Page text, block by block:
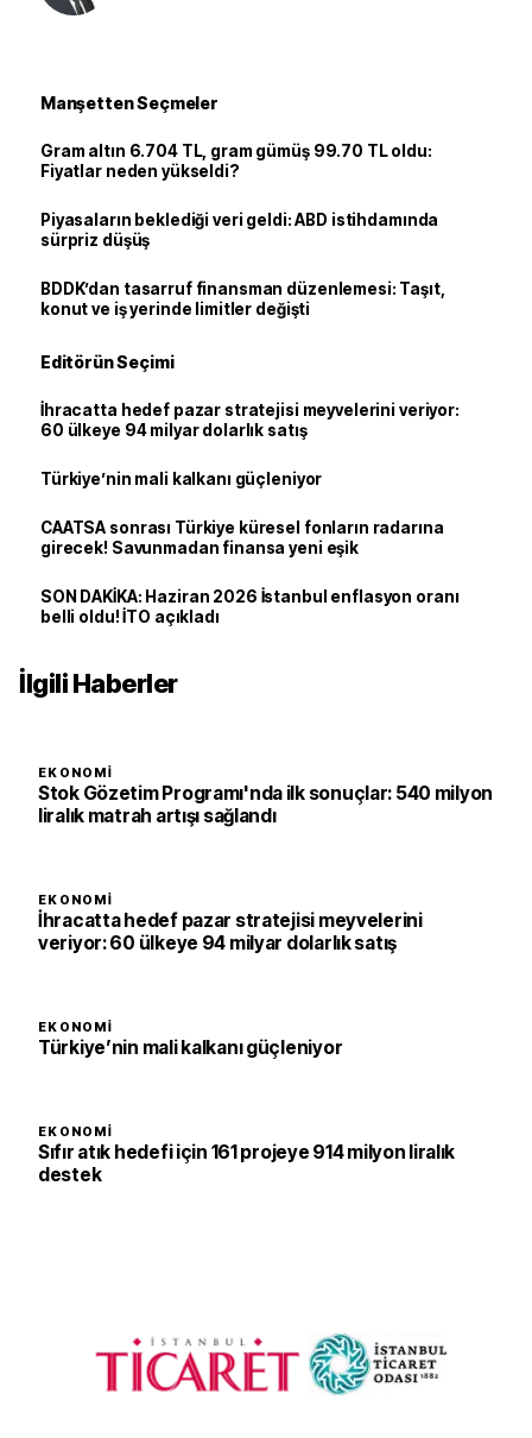
Manşetten Seçmeler
Gram altın 6.704 TL, gram gümüş 99.70 TL oldu:
Fiyatlar neden yükseldi?
Piyasaların beklediği veri geldi: ABD istihdamında
sürpriz düşüş
BDDK’dan tasarruf finansman düzenlemesi: Taşıt,
konut ve iş yerinde limitler değişti
Editörün Seçimi
İhracatta hedef pazar stratejisi meyvelerini veriyor:
60 ülkeye 94 milyar dolarlık satış
Türkiye’nin mali kalkanı güçleniyor
CAATSA sonrası Türkiye küresel fonların radarına
girecek! Savunmadan finansa yeni eşik
SON DAKİKA: Haziran 2026 İstanbul enflasyon oranı
belli oldu! İTO açıkladı
İlgili Haberler
EKONOMI
Stok Gözetim Programı'nda ilk sonuçlar: 540 milyon
liralık matrah artışı sağlandı
EKONOMI
İhracatta hedef pazar stratejisi meyvelerini
veriyor: 60 ülkeye 94 milyar dolarlık satış
EKONOMI
Türkiye’nin mali kalkanı güçleniyor
EKONOMI
Sıfır atık hedefi için 161 projeye 914 milyon liralık
destek